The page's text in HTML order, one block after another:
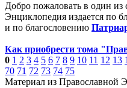
Добро пожаловать в один
Энциклопедия издается по
и по благословению
Как приобрести тома
0 1 2 3 4 5 6 7 8 9 10 11 12 13
70 71 72 73 74 75
Материал из Православной